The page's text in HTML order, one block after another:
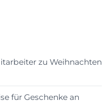
zu Weihnachten
für Geschenke an